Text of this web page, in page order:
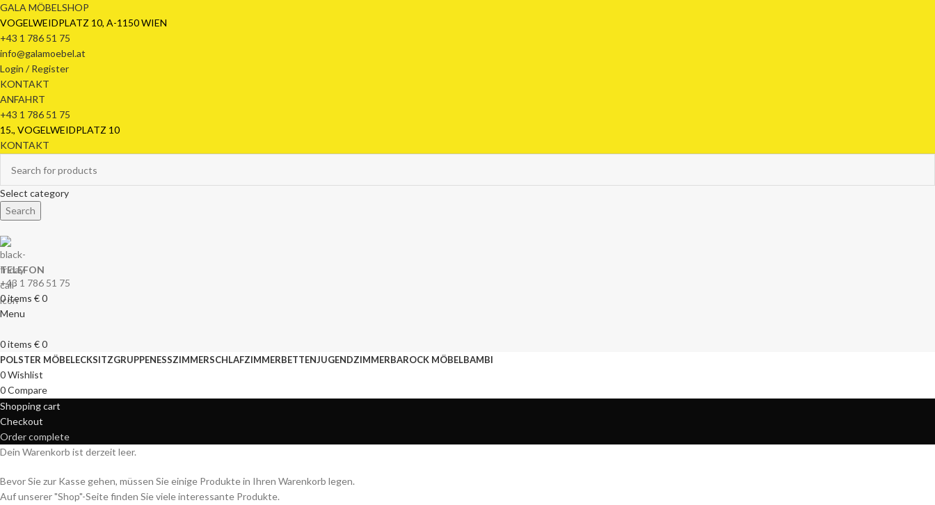
GALA MÖBELSHOP
VOGELWEIDPLATZ 10, A-1150 WIEN
+43 1 786 51 75
info@galamoebel.at
Login / Register
KONTAKT
ANFAHRT
+43 1 786 51 75
15., VOGELWEIDPLATZ 10
KONTAKT
Select category
Search
TELEFON
+43 1 786 51 75
0items €0
Menu
0items €0
POLSTER MÖBELECKSITZGRUPPENESSZIMMERSCHLAFZIMMERBETTENJUGENDZIMMERBAROCK MÖBELBAMBI
0Wishlist
0Compare
Shopping cart
Checkout
Order complete
Dein Warenkorb ist derzeit leer.
Bevor Sie zur Kasse gehen, müssen Sie einige Produkte in Ihren Warenkorb legen.
Auf unserer "Shop"-Seite finden Sie viele interessante Produkte.